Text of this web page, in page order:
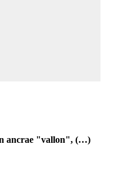
ancrae "vallon", (…)